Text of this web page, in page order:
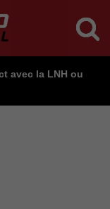
avec la LNH ou